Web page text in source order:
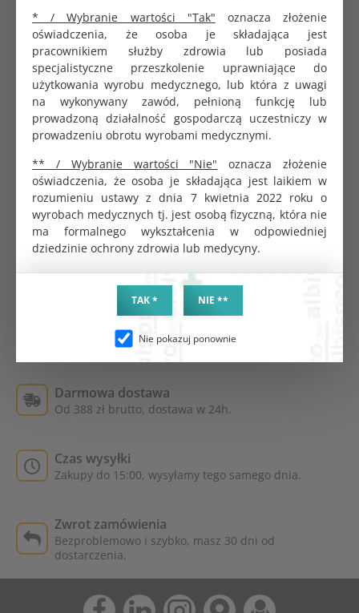
* / Wybranie wartości "Tak" oznacza złożenie
oświadczenia, że osoba je składająca jest
pracownikiem służby zdrowia lub posiada
specjalistyczne przeszkolenie uprawniające do
użytkowania wyrobu medycznego, lub która z uwagi
na wykonywany zawód, pełnioną funkcję lub
prowadzoną działalność gospodarczą uczestniczy w
prowadzeniu obrotu wyrobami medycznymi.
** / Wybranie wartości "Nie" oznacza złożenie
oświadczenia, że osoba je składająca jest laikiem w
rozumieniu ustawy z dnia 7 kwietnia 2022 roku o
wyrobach medycznych tj. jest osobą fizyczną, która nie
ma formalnego wykształcenia w odpowiedniej
dziedzinie ochrony zdrowia lub medycyny.
TAK * NIE **
Nie pokazuj ponownie
Dropdown-Menü und klicken Sie aufÜbersetzen.
Alternativ klicken Sie auf die
Menüschaltfläche (drei
horizontale Linien)oben rechts und wählen Seite
übersetzen.
Weitere Informationen:
https://support.mozilla.org/de/kb/vollstandige-
webseiten-in-firefox-ubersetzen
: Klicken Sie auf die
Übersetzen-Taste
(dargestellt durch zwei Buchstaben) in der
Adressleiste (intelligentes Suchfeld). Wählen Sie Ihre
Sprache aus der Liste, um den Inhalt sofort zu
aktualisieren.
Weitere Informationen:
https://support.apple.com/de-
Etyczny sprzedawca
Dostarczamy ponadstandardową obsługę.
Darmowa dostawa
Od 388 zł brutto, dostawa w 24h.
Czas wysyłki
Zakupy do 15:00, wysyłamy tego samego dnia.
Zwrot zamówienia
Bezproblemowo i szybko, masz 30 dni od
dostarczenia.